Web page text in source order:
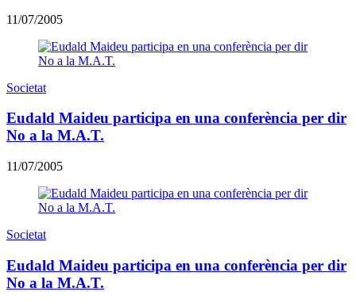
11/07/2005
Societat
Eudald Maideu participa en una conferència per dir
No a la M.A.T.
11/07/2005
Societat
Eudald Maideu participa en una conferència per dir
No a la M.A.T.